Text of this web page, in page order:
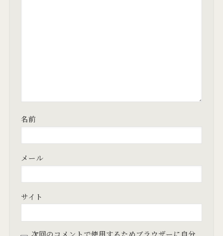
名前
メール
サイト
次回のコメントで使用するためブラウザーに自分